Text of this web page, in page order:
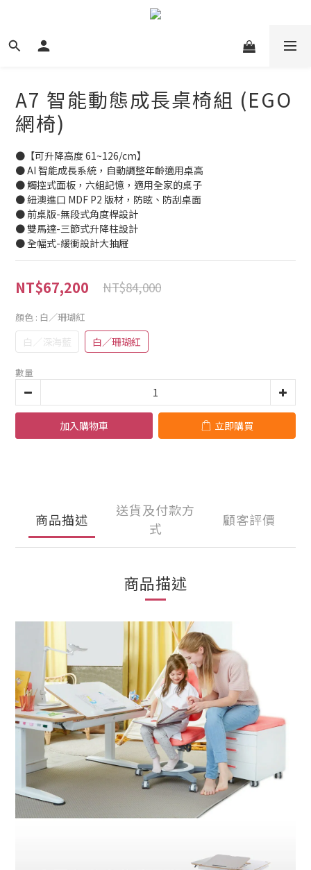
A7 智能動態成長桌椅組 (EGO
網椅)
●【可升降高度 61~126/cm】
● AI 智能成長系統，自動調整年齡適用桌高
● 觸控式面板，六組記憶，適用全家的桌子
● 紐澳進口 MDF P2 版材，防眩、防刮桌面
● 前桌版-無段式角度桿設計
● 雙馬達-三節式升降柱設計
● 全幅式-緩衝設計大抽屜
NT$67,200 NT$84,000
顏色 : 白／珊瑚紅
白／深海藍 白／珊瑚紅
數量
加入購物車 立即購買
商品描述
送貨及付款方
式
顧客評價
商品描述